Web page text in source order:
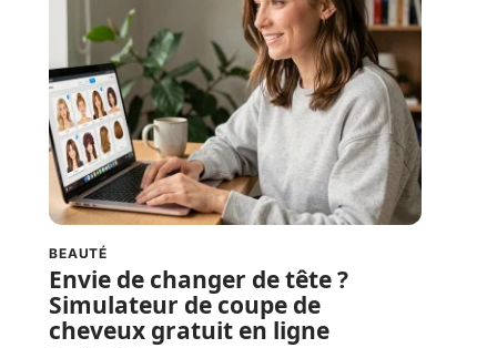
BEAUTÉ
Envie de changer de tête ?
Simulateur de coupe de
cheveux gratuit en ligne